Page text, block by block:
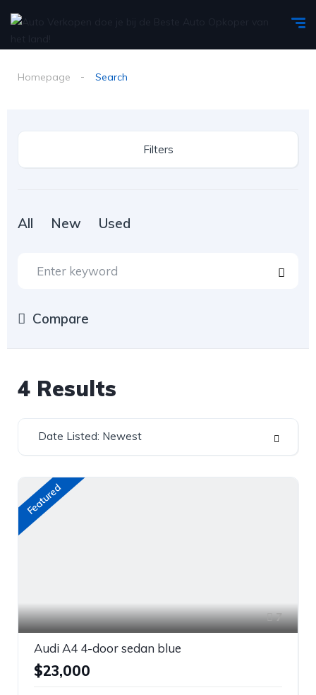
Homepage Search
Filters
All New Used
Compare
4 Results
Date Listed: Newest
Featured
7
Audi A4 4-door sedan blue
$23,000